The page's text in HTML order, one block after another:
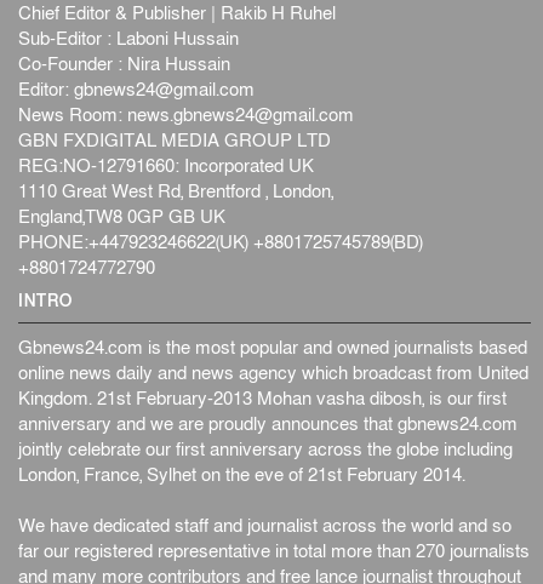
Chief Editor & Publisher | Rakib H Ruhel
Sub-Editor : Laboni Hussain
Co-Founder : Nira Hussain
Editor: gbnews24@gmail.com
News Room: news.gbnews24@gmail.com
GBN FXDIGITAL MEDIA GROUP LTD
REG:NO-12791660: Incorporated UK
1110 Great West Rd, Brentford , London,
England,TW8 0GP GB UK
PHONE:+447923246622(UK) +8801725745789(BD)
+8801724772790
INTRO
Gbnews24.com is the most popular and owned journalists based
online news daily and news agency which broadcast from United
Kingdom. 21st February-2013 Mohan vasha dibosh, is our first
anniversary and we are proudly announces that gbnews24.com
jointly celebrate our first anniversary across the globe including
London, France, Sylhet on the eve of 21st February 2014.
We have dedicated staff and journalist across the world and so
far our registered representative in total more than 270 journalists
and many more contributors and free lance journalist throughout